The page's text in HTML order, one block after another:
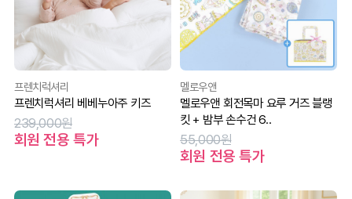
프렌치럭셔리
프렌치럭셔리 베베누아주 키즈
239,000원
회원 전용 특가
멜로우앤
멜로우앤 회전목마 요루 거즈 블랭
킷 + 밤부 손수건 6..
55,000원
회원 전용 특가